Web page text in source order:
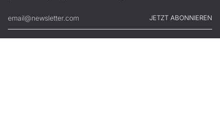
JETZT ABONNIEREN